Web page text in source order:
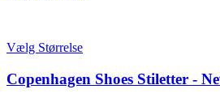
Vælg Størrelse
Copenhagen Shoes Stiletter -